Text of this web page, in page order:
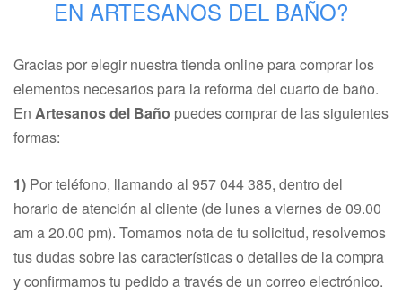
EN ARTESANOS DEL BAÑO?
Gracias por elegir nuestra tienda online para comprar los
elementos necesarios para la reforma del cuarto de baño.
En Artesanos del Baño puedes comprar de las siguientes
formas:
1) Por teléfono, llamando al 957 044 385, dentro del
horario de atención al cliente (de lunes a viernes de 09.00
ama20.00 pm). Tomamos nota de tu solicitud, resolvemos
tus dudas sobre las características o detalles de la compra
y confirmamos tu pedido a través de un correo electrónico.